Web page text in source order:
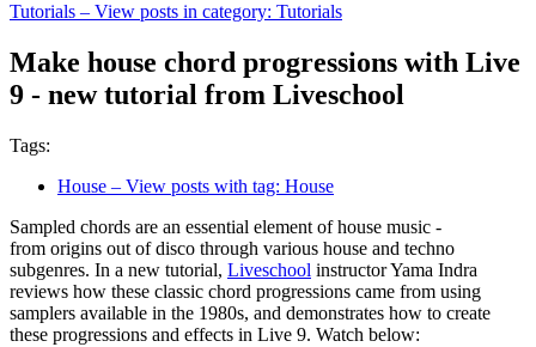
Tutorials – View posts in category: Tutorials
Make house chord progressions with Live
9 - new tutorial from Liveschool
Tags:
House – View posts with tag: House
Sampled chords are an essential element of house music -
from origins out of disco through various house and techno
subgenres. In a new tutorial, Liveschool instructor Yama Indra
reviews how these classic chord progressions came from using
samplers available in the 1980s, and demonstrates how to create
these progressions and effects in Live 9. Watch below: